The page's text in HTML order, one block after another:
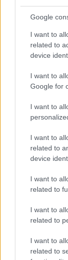
Google
I want to
related to
device
I want to
Google for
I want to
I want to
related to
device
I want to
related to
I want to
related to
I want to
related to